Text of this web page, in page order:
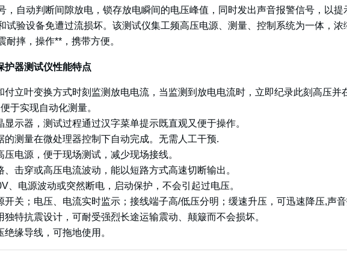
，自动判断间隙放电，锁存放电瞬间的电压峰值，同时发出声音报警信号，以
试验设备免遭过流损坏。该测试仪集工频高压电源、测量、控制系统为一体，浓
耐摔，操作**，携带方便。
护器测试仪性能特点
付立叶变换方式时刻监测放电电流，当监测到放电电流时，立即纪录此刻高压并
于实现自动化测量。
显示器，测试过程通过汉字菜单提示既直观又便于操作。
的测量在微处理器控制下自动完成。无需人工干预.
电源，便于现场测试，减少现场接线。
击穿或高压电流波动，能以短路方式高速切断输出。
、电源波动或突然断电，启动保护，不会引起过电压。
开关；电压、电流实时监示；接线端子高/低压分明；缓速升压，可迅速降压,声音
特抗震设计，可耐受强烈长途运输震动、颠簸而不会损坏。
缘导线，可拖地使用。